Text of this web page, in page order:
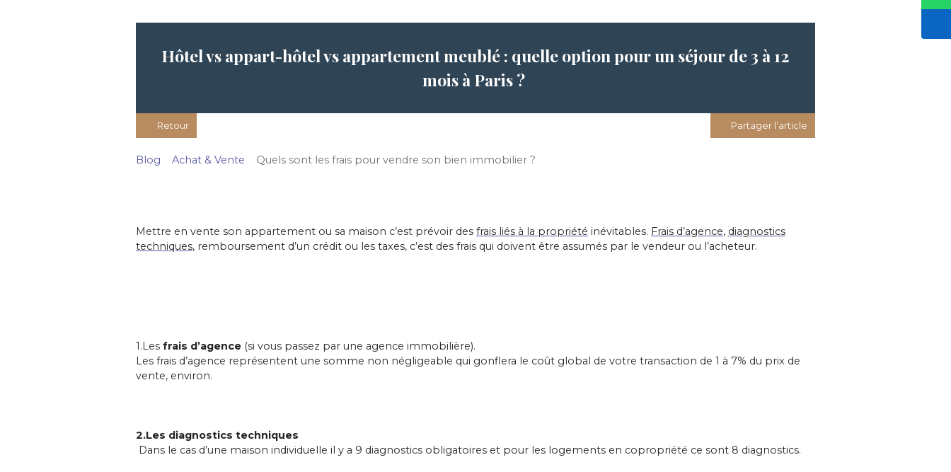
Hôtel vs appart-hôtel vs appartement meublé : quelle option pour un séjour de 3 à 12
mois à Paris ?
Retour Partager l’article
Blog Achat & Vente Quels sont les frais pour vendre son bien immobilier ?
Mettre en vente son appartement ou sa maison c’est prévoir des frais liés à la propriété inévitables. Frais d’agence, diagnostics
techniques, remboursement d’un crédit ou les taxes, c’est des frais qui doivent être assumés par le vendeur ou l’acheteur.
1.Les frais d’agence (si vous passez par une agence immobilière).
Les frais d’agence représentent une somme non négligeable qui gonflera le coût global de votre transaction de 1 à 7% du prix de
vente, environ.
2.Les diagnostics techniques
Dans le cas d’une maison individuelle il y a 9 diagnostics obligatoires et pour les logements en copropriété ce sont 8 diagnostics.